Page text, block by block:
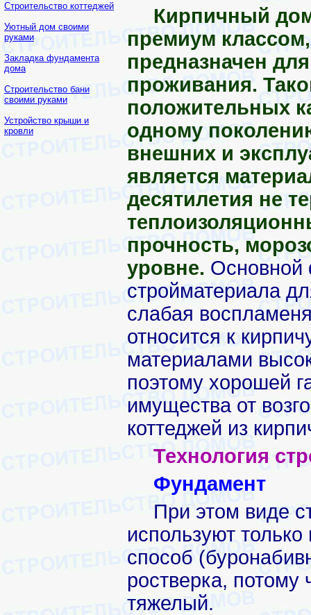
Строительство коттеджей
Уютный дом своими
руками
Закладка фундамента
дома
Строительство бани
своими руками
Устройство крыши и
кровли
Кирпичный
премиум
предназначен
проживания.
положительных
одному
внешних и
является
десятилетия не
прочность,
уровне. Основной
стройматериала
слабая
относится к
материалами
поэтому хорошей
имущества от
коттеджей из
Технология
Фундамент
При этом виде
используют
способ
ростверка,
тяжелый.